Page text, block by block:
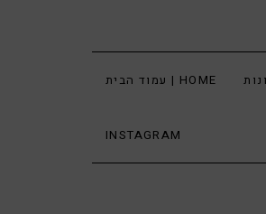
עמוד הבית | HOME
INSTAGRAM